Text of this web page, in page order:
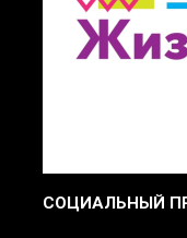
СОЦИАЛЬНЫЙ